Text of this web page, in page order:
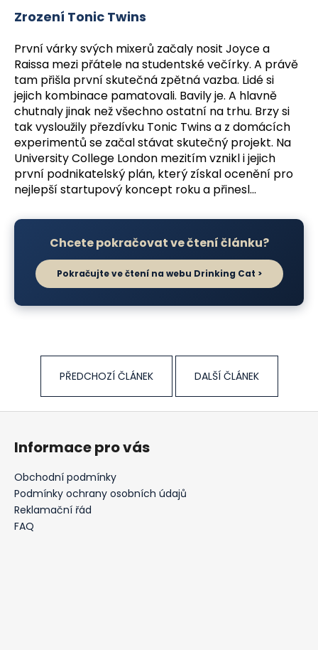
Zrození Tonic Twins
První várky svých mixerů začaly nosit Joyce a
Raissa mezi přátele na studentské večírky. A právě
tam přišla první skutečná zpětná vazba. Lidé si
jejich kombinace pamatovali. Bavily je. A hlavně
chutnaly jinak než všechno ostatní na trhu. Brzy si
tak vysloužily přezdívku Tonic Twins a z domácích
experimentů se začal stávat skutečný projekt. Na
University College London mezitím vznikl i jejich
první podnikatelský plán, který získal ocenění pro
nejlepší startupový koncept roku a přinesl...
Chcete pokračovat ve čtení článku?
Pokračujte ve čtení na webu Drinking Cat >
PŘEDCHOZÍ ČLÁNEK DALŠÍ ČLÁNEK
Z
Informace pro vás
Obchodní podmínky
Podmínky ochrany osobních údajů
Reklamační řád
FAQ